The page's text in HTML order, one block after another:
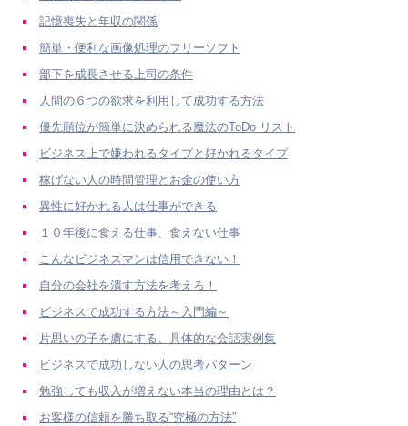
記憶喪失と年収の関係
簡単・便利な画像処理のフリーソフト
部下を成長させる上司の条件
人間の６つの欲求を利用して成功する方法
優先順位が簡単に決められる魔法のToDo リスト
ビジネス上で嫌われるタイプと好かれるタイプ
稼げない人の時間管理とお金の使い方
異性に好かれる人は仕事ができる
１０年後に食える仕事、食えない仕事
こんなビジネスマンは信用できない！
自分の会社を潰す方法を考えろ！
ビジネスで成功する方法～入門編～
片思いの子を虜にする、具体的な会話実例集
ビジネスで成功しない人の思考パターン
勉強しても収入が増えない本当の理由とは？
お客様の信頼を勝ち取る“究極の方法”